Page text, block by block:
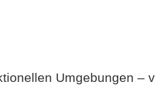
Umgebungen –